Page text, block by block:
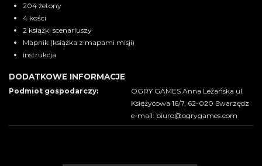
204 żetony
4 kości
2 książki scenariuszy
Mapnik (książka z mapami misji)
instrukcja
DODATKOWE INFORMACJE
Podmiot gospodarczy:
OGRY GAMES Anna Leżańska ul.
Księżycowa 16/7, 62-020 Swarzędz
e-mail: biuro@ogrygames.com